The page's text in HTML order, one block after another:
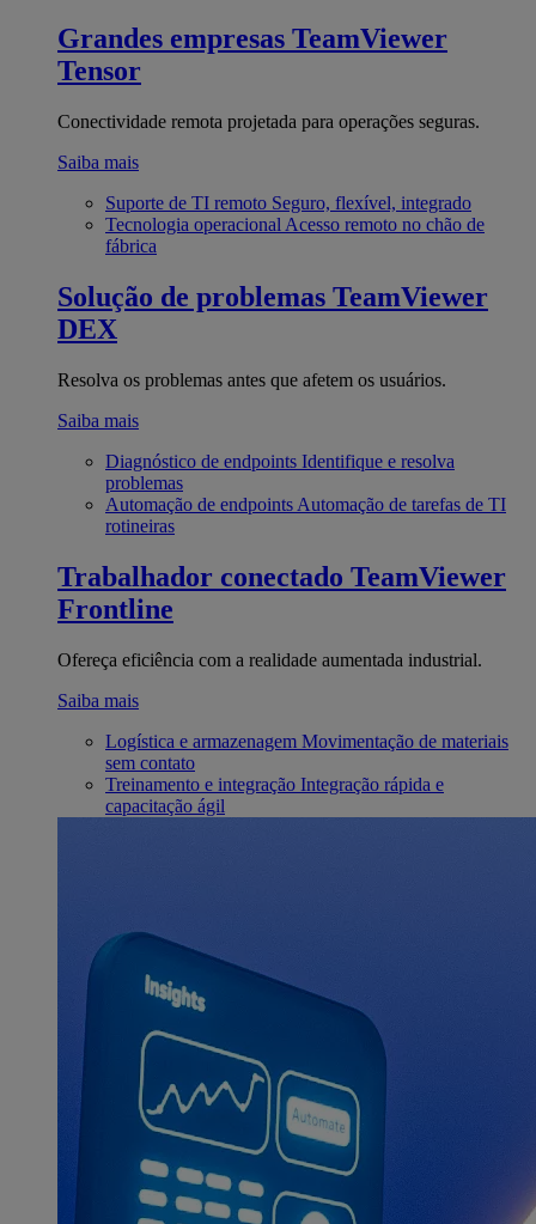
Grandes empresas TeamViewer
Tensor
Conectividade remota projetada para operações seguras.
Saiba mais
Suporte de TI remoto Seguro, flexível, integrado
Tecnologia operacional Acesso remoto no chão de
fábrica
Solução de problemas TeamViewer
DEX
Resolva os problemas antes que afetem os usuários.
Saiba mais
Diagnóstico de endpoints Identifique e resolva
problemas
Automação de endpoints Automação de tarefas de TI
rotineiras
Trabalhador conectado TeamViewer
Frontline
Ofereça eficiência com a realidade aumentada industrial.
Saiba mais
Logística e armazenagem Movimentação de materiais
sem contato
Treinamento e integração Integração rápida e
capacitação ágil